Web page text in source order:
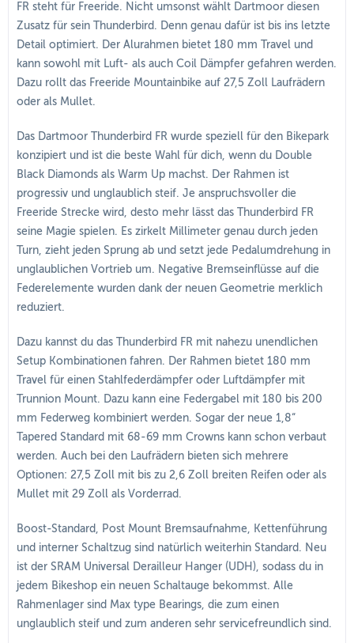
FR steht für Freeride. Nicht umsonst wählt Dartmoor diesen
Zusatz für sein Thunderbird. Denn genau dafür ist bis ins letzte
Detail optimiert. Der Alurahmen bietet 180 mm Travel und
kann sowohl mit Luft- als auch Coil Dämpfer gefahren werden.
Dazu rollt das Freeride Mountainbike auf 27,5 Zoll Laufrädern
oder als Mullet.
Das Dartmoor Thunderbird FR wurde speziell für den Bikepark
konzipiert und ist die beste Wahl für dich, wenn du Double
Black Diamonds als Warm Up machst. Der Rahmen ist
progressiv und unglaublich steif. Je anspruchsvoller die
Freeride Strecke wird, desto mehr lässt das Thunderbird FR
seine Magie spielen. Es zirkelt Millimeter genau durch jeden
Turn, zieht jeden Sprung ab und setzt jede Pedalumdrehung in
unglaublichen Vortrieb um. Negative Bremseinflüsse auf die
Federelemente wurden dank der neuen Geometrie merklich
reduziert.
Dazu kannst du das Thunderbird FR mit nahezu unendlichen
Setup Kombinationen fahren. Der Rahmen bietet 180 mm
Travel für einen Stahlfederdämpfer oder Luftdämpfer mit
Trunnion Mount. Dazu kann eine Federgabel mit 180 bis 200
mm Federweg kombiniert werden. Sogar der neue 1,8“
Tapered Standard mit 68-69 mm Crowns kann schon verbaut
werden. Auch bei den Laufrädern bieten sich mehrere
Optionen: 27,5 Zoll mit bis zu 2,6 Zoll breiten Reifen oder als
Mullet mit 29 Zoll als Vorderrad.
Boost-Standard, Post Mount Bremsaufnahme, Kettenführung
und interner Schaltzug sind natürlich weiterhin Standard. Neu
ist der SRAM Universal Derailleur Hanger (UDH), sodass du in
jedem Bikeshop ein neuen Schaltauge bekommst. Alle
Rahmenlager sind Max type Bearings, die zum einen
unglaublich steif und zum anderen sehr servicefreundlich sind.